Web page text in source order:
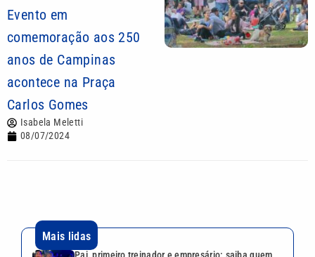
Evento em
comemoração aos 250
anos de Campinas
acontece na Praça
Carlos Gomes
Isabela Meletti
08/07/2024
Mais lidas